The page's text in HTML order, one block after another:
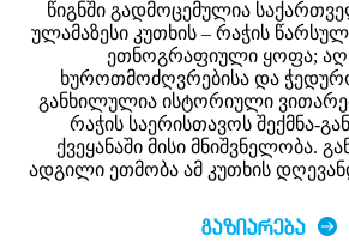
წიგნში გადმოცემულია
ულამაზესი კუთხის – რაჭის
ეთნოგრაფიული ყოფა;
ხუროთმოძღვრებისა და
განხილულია ისტორიული
რაჭის საერისთავოს შექმნა-
ქვეყანაში მისი მნიშვნელობა.
ადგილი ეთმობა ამ კუთხის
ᲒᲐᲖᲘᲐᲠᲔᲑᲐ